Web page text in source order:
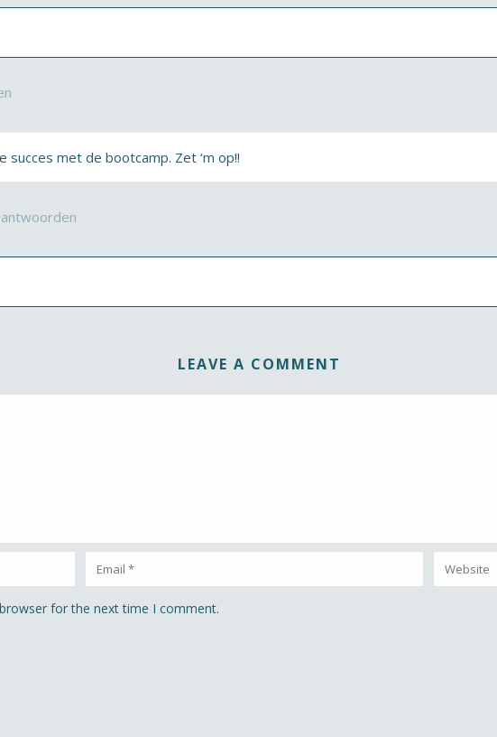
met de bootcamp. Zet ‘m op!!
LEAVE A COMMENT
for the next time I comment.